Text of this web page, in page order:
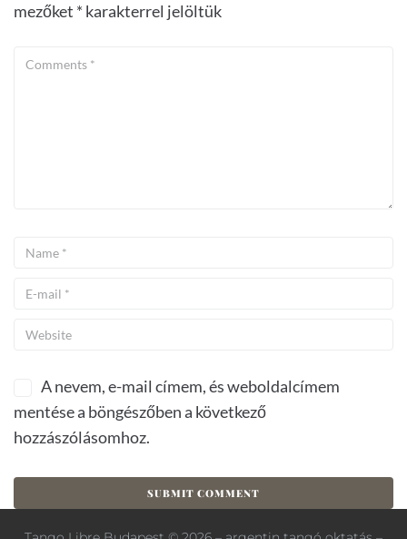
mezőket * karakterrel jelöltük
A nevem, e-mail címem, és weboldalcímem
mentése a böngészőben a következő
hozzászólásomhoz.